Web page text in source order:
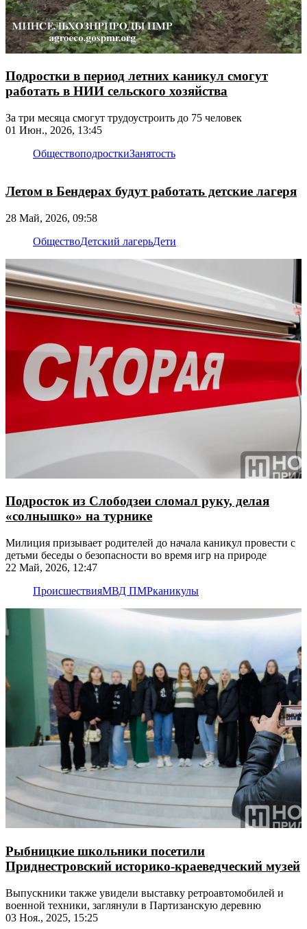
Подростки в период летних каникул смогут
работать в НИИ сельского хозяйства
За три месяца смогут трудоустроить до 75 человек
01 Июн., 2026, 13:45
ОбществоподросткиЗанятость
Летом в Бендерах будут работать детские лагеря
28 Май, 2026, 09:58
ОбществоДетский лагерьДети
Подросток из Слободзеи сломал руку, делая
«солнышко» на турнике
Милиция призывает родителей до начала каникул провести с
детьми беседы о безопасности во время игр на природе
22 Май, 2026, 12:47
ПроисшествияМВД ПМРканикулы
Рыбницкие школьники посетили
Приднестровский историко-краеведческий музей
Выпускники также увидели выставку ретроавтомобилей и
военной техники, заглянули в Партизанскую деревню
03 Ноя., 2025, 15:25